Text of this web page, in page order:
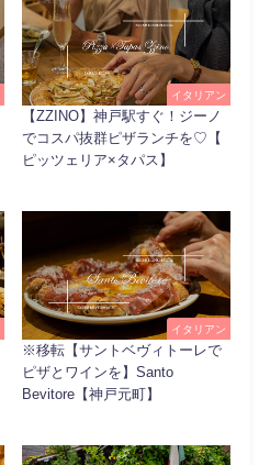
イタリアン
【ZZINO】神戸駅すぐ！ジーノ
でコスパ抜群ピザランチを♡【
ピッツェリア×タパス】
イタリアン
※移転【サントベヴィトーレで
ピザとワインを】Santo
Bevitore【神戸元町】